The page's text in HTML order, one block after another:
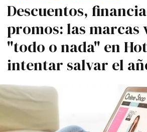
Descuentos,
promos: las marcas
"todo o nada" en
intentar salvar el